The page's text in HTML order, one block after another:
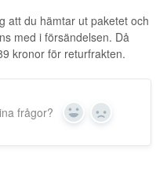
att du hämtar ut paketet och
med i försändelsen. Då
kronor för returfrakten.
frågor? Yes No